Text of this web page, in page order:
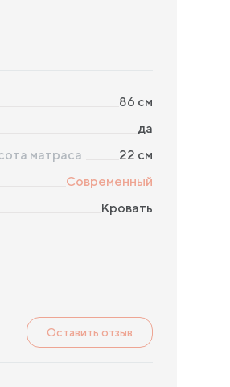
86 см
да
матраса 22 см
Современный
Кровать
Оставить отзыв